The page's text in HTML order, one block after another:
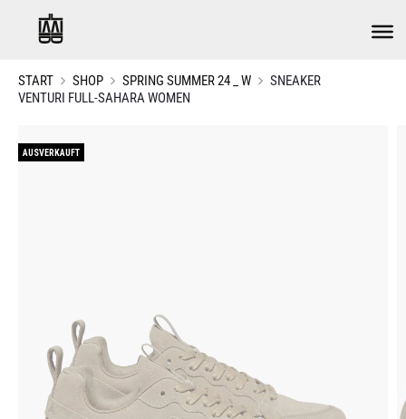
START SHOP SPRING SUMMER 24 _ W
SNEAKER
VENTURI FULL-SAHARA WOMEN
AUSVERKAUFT